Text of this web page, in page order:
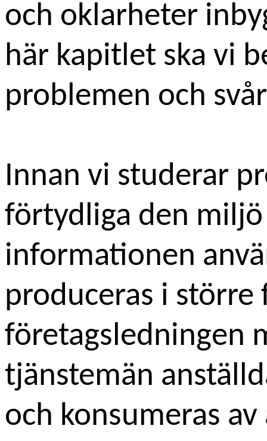
och oklarheter
här kapitlet ska vi
problemen och
Innan vi studerar
förtydliga den
informationen
produceras i större
företagsledningen
tjänstemän
och konsumeras